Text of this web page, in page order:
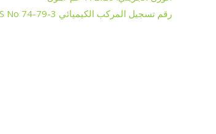
رقم تسجيل المركب الكيميائي CAS No 74-79-3